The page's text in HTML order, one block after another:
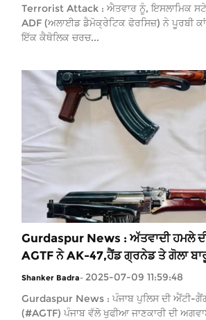
Terrorist Attack : ਐਤਵਾਰ ਨੂੰ, ਇਸਲਾਮਿਕ
ADF (ਅਲਾਈਡ ਡੈਮੋਕ੍ਰੇਟਿਕ ਫੋਰਸਿਜ਼) ਨੇ ਪੂਰਬੀ
ਇੱਕ ਕੈਥੋਲਿਕ ਚਰਚ...
Gurdaspur News : ਅੱਤਵਾਦੀ ਹਮਲੇ
AGTF ਨੇ AK-47,ਹੈਂਡ ਗ੍ਰਨੇਡ ਤੇ ਗੋਲਾ
Shanker Badra- 2025-07-09 11:59:48
Gurdaspur News : ਪੰਜਾਬ ਪੁਲਿਸ ਦੀ ਐਂਟੀ-
(#AGTF) ​​ਪੰਜਾਬ ਵੱਲੋ ਖੁਫੀਆ ਜਾਣਕਾਰੀ ਦੀ